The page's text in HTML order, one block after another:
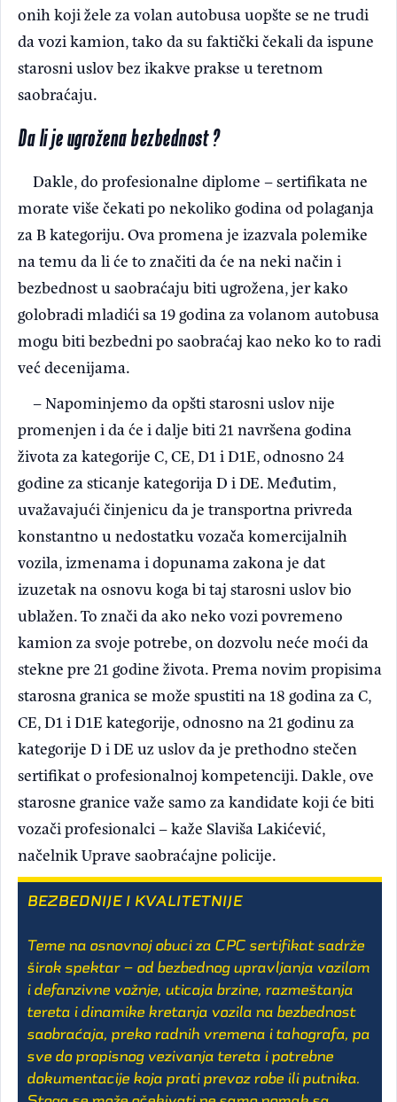
onih koji žele za volan autobusa uopšte se ne trudi
da vozi kamion, tako da su faktički čekali da ispune
starosni uslov bez ikakve prakse u teretnom
saobraćaju.
Da li je ugrožena bezbednost ?
Dakle, do profesionalne diplome – sertifikata ne
morate više čekati po nekoliko godina od polaganja
za B kategoriju. Ova promena je izazvala polemike
na temu da li će to značiti da će na neki način i
bezbednost u saobraćaju biti ugrožena, jer kako
golobradi mladići sa 19 godina za volanom autobusa
mogu biti bezbedni po saobraćaj kao neko ko to radi
već decenijama.
– Napominjemo da opšti starosni uslov nije
promenjen i da će i dalje biti 21 navršena godina
života za kategorije C, CE, D1 i D1E, odnosno 24
godine za sticanje kategorija D i DE. Međutim,
uvažavajući činjenicu da je transportna privreda
konstantno u nedostatku vozača komercijalnih
vozila, izmenama i dopunama zakona je dat
izuzetak na osnovu koga bi taj starosni uslov bio
ublažen. To znači da ako neko vozi povremeno
kamion za svoje potrebe, on dozvolu neće moći da
stekne pre 21 godine života. Prema novim propisima
starosna granica se može spustiti na 18 godina za C,
CE, D1 i D1E kategorije, odnosno na 21 godinu za
kategorije D i DE uz uslov da je prethodno stečen
sertifikat o profesionalnoj kompetenciji. Dakle, ove
starosne granice važe samo za kandidate koji će biti
vozači profesionalci – kaže Slaviša Lakićević,
načelnik Uprave saobraćajne policije.
BEZBEDNIJE I KVALITETNIJE
Teme na osnovnoj obuci za CPC sertifikat sadrže
širok spektar – od bezbednog upravljanja vozilom
i defanzivne vožnje, uticaja brzine, razmeštanja
tereta i dinamike kretanja vozila na bezbednost
saobraćaja, preko radnih vremena i tahografa, pa
sve do propisnog vezivanja tereta i potrebne
dokumentacije koja prati prevoz robe ili putnika.